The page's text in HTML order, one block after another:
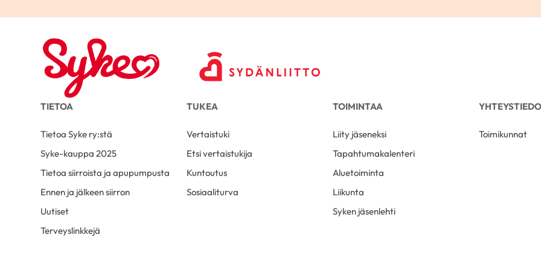
TIETOA
Tietoa Syke ry:stä
Syke-kauppa 2025
Tietoa siirroista ja apupumpusta
Ennen ja jälkeen siirron
Uutiset
Terveyslinkkejä
TUKEA
Vertaistuki
Etsi vertaistukija
Kuntoutus
Sosiaaliturva
TOIMINTAA
Liity jäseneksi
Tapahtumakalenteri
Aluetoiminta
Liikunta
Syken jäsenlehti
Toimikunnat